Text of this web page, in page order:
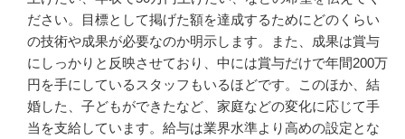
ださい。目標として掲げた額を達成するためにどのくらい
の技術や成果が必要なのか明示します。また、成果は賞与
にしっかりと反映させており、中には賞与だけで年間200万
円を手にしているスタッフもいるほどです。このほか、結
婚した、子どもができたなど、家庭などの変化に応じて手
当を支給しています。給与は業界水準より高めの設定とな